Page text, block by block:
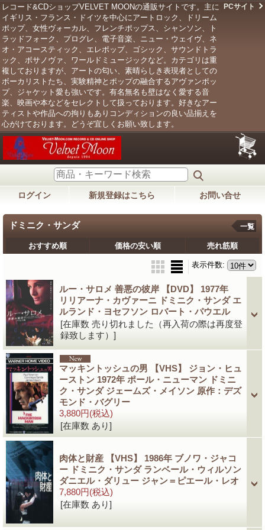
レコード&CDショップVELVET MOONの通販サイトです。主に
イギリス・フランス・ドイツを中心にアートロック、ドリーム
ポップ、女性ヴォーカル、フレンチポップス、シャンソン、ト
ラッドフォーク、プログレ、電子音楽、ニュー・ウェイヴ、ネ
オ・アコースティック、エレポップ、ゴシック、サウンドトラ
ック、ボサノヴァ、ワールドミュージックなど。カテゴリは重
複しておりますが、アートの匂い、素晴らしき表現者としての
ボーカリストたち、実験精神とポップの融合するアヴァンポッ
プ、ジャケット愛も強いです。有名無名も壁はなく愛する音
楽、映画や本などをセレクトして扱っております。好きなアー
ティストや作品への拘りもありコンディションの良い品揃えを
心がけております。どうぞ宜しくお願い致します。
PCサイト
ログイン 新規登録はこちら お問い合せ
ドミニク・サンダ 一覧
おすすめ順 価格の安い順 売れ筋順
表示件数:
ルー・サロメ 善悪の彼岸 【DVD】 1977年
リリアーナ・カヴァーニ ドミニク・サンダ エ
ルランド・ヨセフソン ロバート・パウエル
[在庫数 売り切れました（再入荷の際は再度登
録致します）]
マッキントッシュの男 【VHS】 ジョン・ヒュ
ーストン 1972年 ポール・ニューマン ドミニ
ク・サンダ ジェームズ・メイソン 原作：デズ
モンド・バグリー
3,880円(税込)
[在庫数 あり]
肉体と財産 【VHS】 1986年 ブノワ・ジャコ
ー ドミニク・サンダ ランベール・ウィルソン
ダニエル・ダリュー ジャン＝ピエール・レオ
7,880円(税込)
[在庫数 あり]